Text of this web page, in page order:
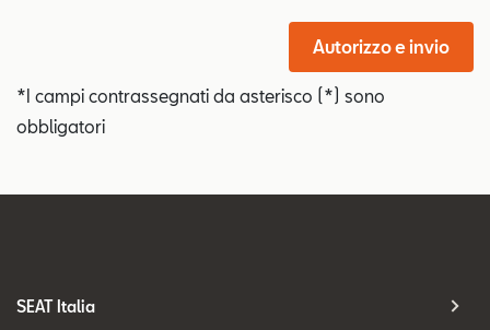
Autorizzo e invio
*I campi contrassegnati da asterisco (*) sono
obbligatori
SEAT Italia